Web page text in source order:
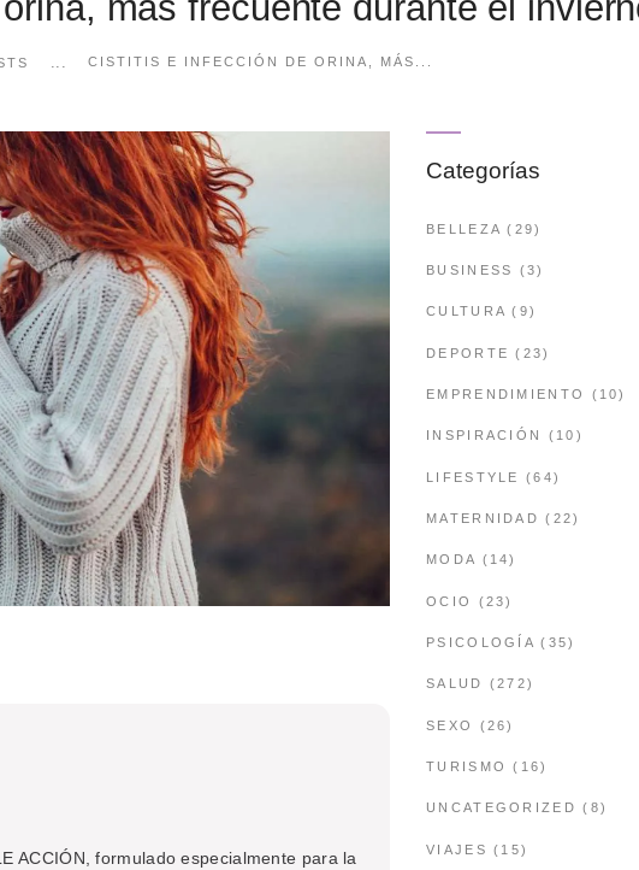
... CISTITIS E INFECCIÓN DE ORINA, MÁS...
ACCIÓN, formulado especialmente para la
Categorías
BELLEZA (29)
BUSINESS (3)
CULTURA (9)
DEPORTE (23)
EMPRENDIMIENTO (10)
INSPIRACIÓN (10)
LIFESTYLE (64)
MATERNIDAD (22)
MODA (14)
OCIO (23)
PSICOLOGÍA (35)
SALUD (272)
SEXO (26)
TURISMO (16)
UNCATEGORIZED (8)
VIAJES (15)